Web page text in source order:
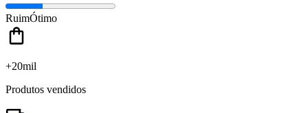
RuimÓtimo
+20mil
Produtos vendidos